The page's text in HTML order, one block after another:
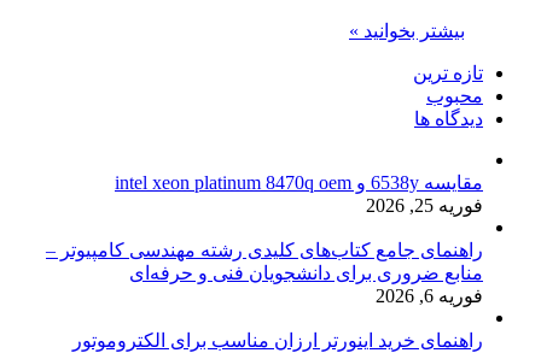
بیشتر بخوانید »
تازه ترین
محبوب
دیدگاه ها
مقایسه 6538y و intel xeon platinum 8470q oem
فوریه 25, 2026
راهنمای جامع کتاب‌های کلیدی رشته مهندسی کامپیوتر –
منابع ضروری برای دانشجویان فنی و حرفه‌ای
فوریه 6, 2026
راهنمای خرید اینورتر ارزان مناسب برای الکتروموتور